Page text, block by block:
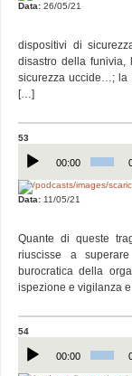
Data: 26/05/21
dispositivi di
disastro della funivia,
sicurezza uccide…; la
[…]
53
Player
00:00
Data: 11/05/21
Quante di queste
riuscisse a
burocratica della
ispezione e vigilanza
54
Player
00:00